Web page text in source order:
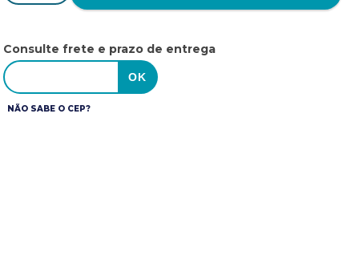
Consulte frete e prazo de entrega
NÃO SABE O CEP?